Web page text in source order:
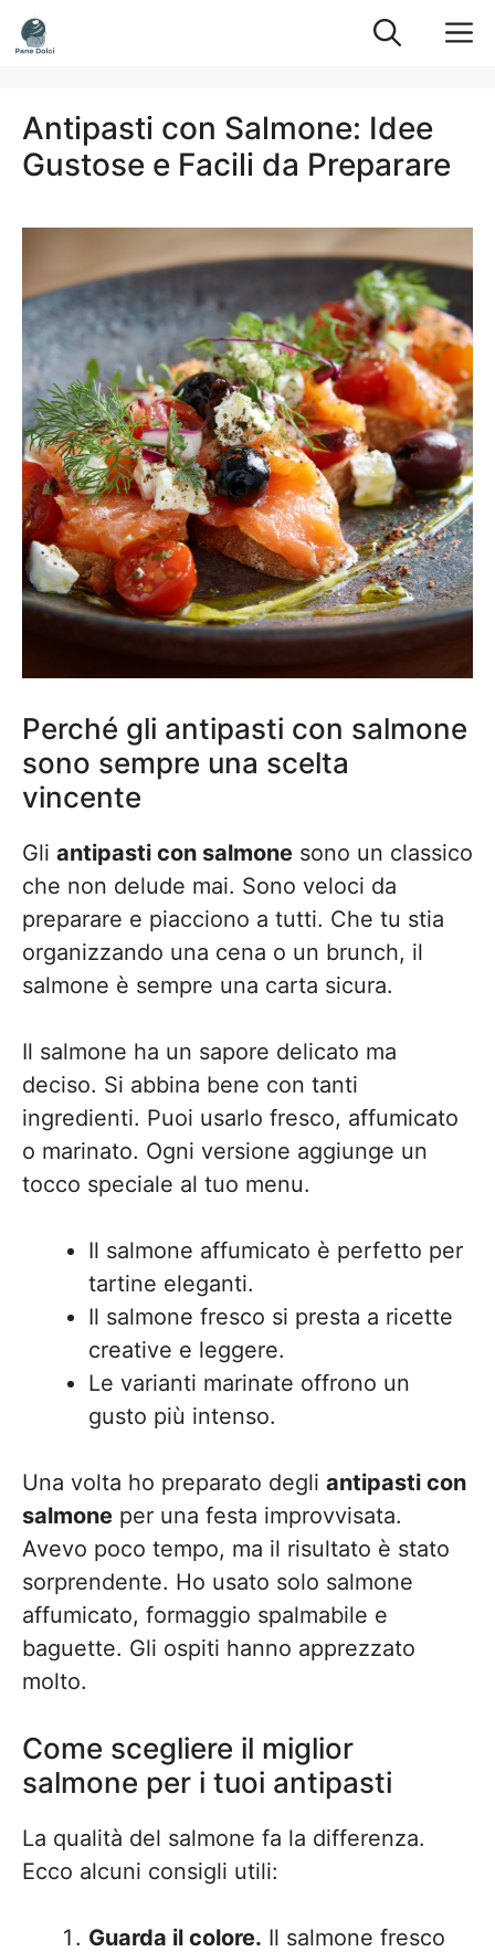
Vai
al
Antipasti con Salmone: Idee
Gustose e Facili da Preparare
Perché gli antipasti con salmone
sono sempre una scelta
vincente
Gli antipasti con salmone sono un classico
che non delude mai. Sono veloci da
preparare e piacciono a tutti. Che tu stia
organizzando una cena o un brunch, il
salmone è sempre una carta sicura.
Il salmone ha un sapore delicato ma
deciso. Si abbina bene con tanti
ingredienti. Puoi usarlo fresco, affumicato
o marinato. Ogni versione aggiunge un
tocco speciale al tuo menu.
Il salmone affumicato è perfetto per
tartine eleganti.
Il salmone fresco si presta a ricette
creative e leggere.
Le varianti marinate offrono un
gusto più intenso.
Una volta ho preparato degli antipasti con
salmone per una festa improvvisata.
Avevo poco tempo, ma il risultato è stato
sorprendente. Ho usato solo salmone
affumicato, formaggio spalmabile e
baguette. Gli ospiti hanno apprezzato
molto.
Come scegliere il miglior
salmone per i tuoi antipasti
La qualità del salmone fa la differenza.
Ecco alcuni consigli utili:
Guarda il colore. Il salmone fresco